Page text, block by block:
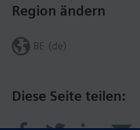
Diese Seite teilen:
Region ändern
BE (de)